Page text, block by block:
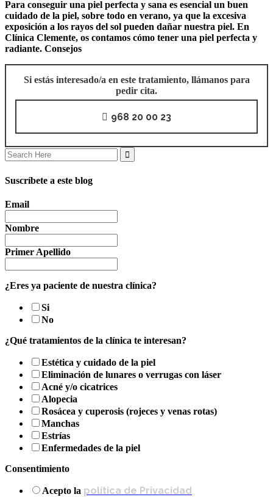
Para conseguir una piel perfecta y sana es esencial un buen
cuidado de la piel, sobre todo en verano, ya que la excesiva
exposición a los rayos del sol pueden dañar nuestra piel. En
Clínica Clemente, os contamos cómo tener una piel perfecta y
radiante. Consejos
Si estás interesado/a en este tratamiento, llámanos para
pedir cita.
968 20 00 23
Search
for:
Suscríbete a este blog
Email
Nombre
Primer Apellido
¿Eres ya paciente de nuestra clínica?
Si
No
¿Qué tratamientos de la clínica te interesan?
Estética y cuidado de la piel
Eliminación de lunares o verrugas con láser
Acné y/o cicatrices
Alopecia
Rosácea y cuperosis (rojeces y venas rotas)
Manchas
Estrías
Enfermedades de la piel
Consentimiento
Acepto la política de Privacidad